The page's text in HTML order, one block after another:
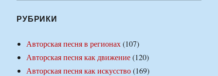
РУБРИКИ
Авторская песня в регионах(107)
Авторская песня как движение(120)
Авторская песня как искусство(169)